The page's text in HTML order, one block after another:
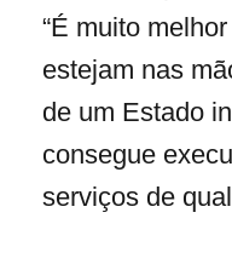
“É muito
estejam nas
de um Estado
consegue
serviços de